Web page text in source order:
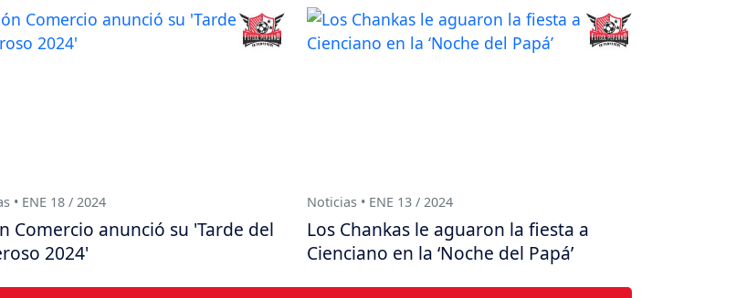
• ENE 18 / 2024
Comercio anunció su 'Tarde del
2024'
Noticias • ENE 13 / 2024
Los Chankas le aguaron la fiesta a
Cienciano en la ‘Noche del Papá’